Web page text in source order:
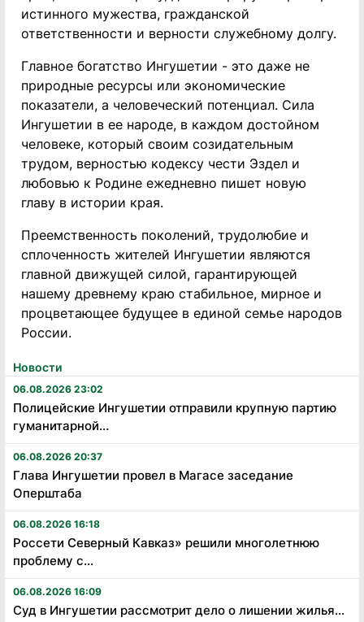
Новости
06.08.2026 23:02
Полицейские Ингушетии отправили крупную партию
гуманитарной...
06.08.2026 20:37
Глава Ингушетии провел в Магасе заседание
Оперштаба
06.08.2026 16:18
Россети Северный Кавказ» решили многолетнюю
проблему с...
06.08.2026 16:09
Суд в Ингушетии рассмотрит дело о лишении жилья...
истинного мужества, гражданской
ответственности и верности служебному долгу.
Главное богатство Ингушетии - это даже не
природные ресурсы или экономические
показатели, а человеческий потенциал. Сила
Ингушетии в ее народе, в каждом достойном
человеке, который своим созидательным
трудом, верностью кодексу чести Эздел и
любовью к Родине ежедневно пишет новую
главу в истории края.
Преемственность поколений, трудолюбие и
сплоченность жителей Ингушетии являются
главной движущей силой, гарантирующей
нашему древнему краю стабильное, мирное и
процветающее будущее в единой семье народов
России.